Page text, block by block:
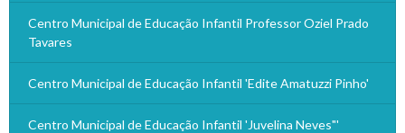
Centro Municipal de Educação Infantil Professor Oziel Prado
Tavares
Centro Municipal de Educação Infantil 'Edite Amatuzzi Pinho'
Centro Municipal de Educação Infantil 'Juvelina Neves"'